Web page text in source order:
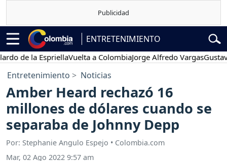
ENTRETENIMIENTO
la EspriellaVuelta a ColombiaJorge Alfredo VargasGustavo
Entretenimiento Noticias
Amber Heard rechazó 16
millones de dólares cuando se
separaba de Johnny Depp
Por: Stephanie Angulo Espejo • Colombia.com
Mar, 02 Ago 2022 9:57 am